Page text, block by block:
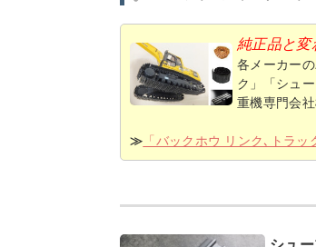
純正品と変
各メーカー
ク」「シュ
重機専門会
≫ 「バックホウ リンク､トラ